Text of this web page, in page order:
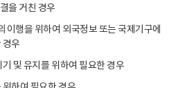
을 거친 경우
이행을 위하여 외국정보 또는 국제기구에
경우
및 유지를 위하여 필요한 경우